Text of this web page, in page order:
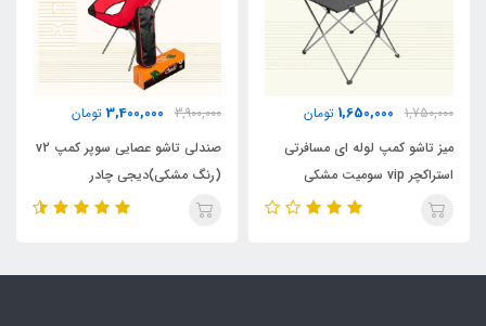
کمپینگ
گروه سنی
بزرگسال
تحمل وزن
1,750,000
1,650,000 تومان
میز تاشو کمپ لوله ای مسافرتی
استراکچر vip سومیت مشکی
3,900,000
3,400,000 تومان
صندلی تاشو عصایی سوپر کمپ v2
(رنگ مشکی)دیجی چادر